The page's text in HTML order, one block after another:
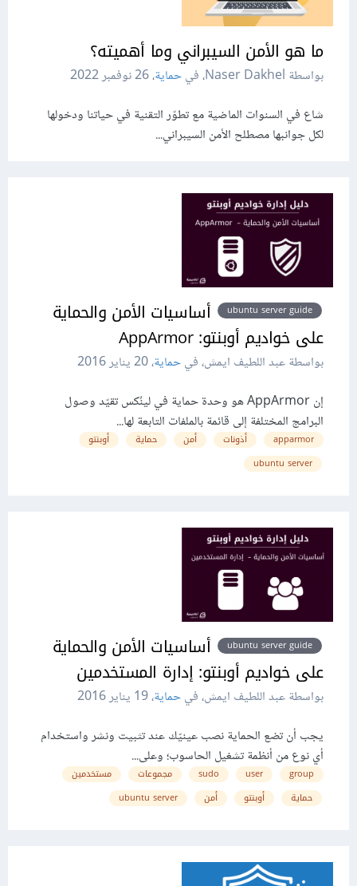
ما هو الأمن السيبراني وما أهميته؟
بواسطة Naser Dakhel، في حماية،26 نوفمبر 2022
شاع في السنوات الماضية مع تطوّر التقنية في حياتنا ودخولها
لكل جوانبها مصطلح الأمن السيبراني...
ubuntu server guide
أساسيات الأمن والحماية
على خواديم أوبنتو: AppArmor
بواسطة عبد اللطيف ايمش، فيحماية،20 يناير 2016
إن AppArmor هو وحدة حماية في لينُكس تقيّد وصول
البرامج المختلفة إلى قائمة بالملفات التابعة لها...
apparmor أذونات أمن حماية
أوبنتو
ubuntu server
ubuntu server guide
أساسيات الأمن والحماية
على خواديم أوبنتو: إدارة المستخدمين
بواسطة عبد اللطيف ايمش، فيحماية،19 يناير 2016
يجب أن تضع الحماية نصب عينيّك عند تثبيت ونشر واستخدام
أي نوع من أنظمة تشغيل الحاسوب؛ وعلى...
group
user
sudo مجموعات
مستخدمين
حماية
أوبنتو أمن ubuntu server